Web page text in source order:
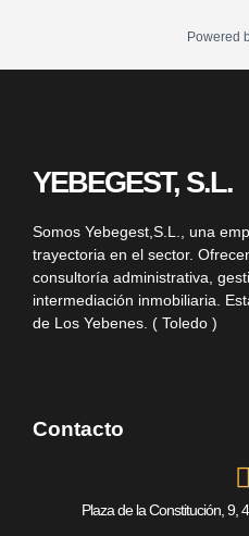
Powered
YEBEGEST, S.L.
Somos Yebegest,S.L., una
trayectoria en el sector.
consultoría administrativa,
intermediación inmobiliaria.
de Los Yebenes. ( Toledo )
Contacto
Plaza de la Constitución, 9,